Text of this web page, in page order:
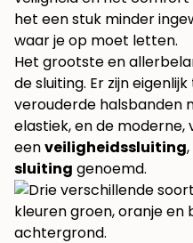
het een stuk minder
waar je op moet letten.
Het grootste en
de sluiting. Er zijn
verouderde halsbanden
elastiek, en de
eenveiligheidssluiting
sluiting genoemd.